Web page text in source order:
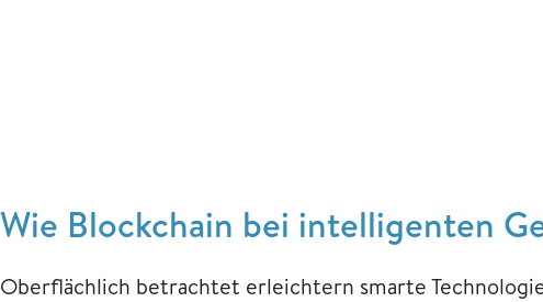
Wie Blockchain bei intelligenten
Oberflächlich betrachtet erleichtern smarte